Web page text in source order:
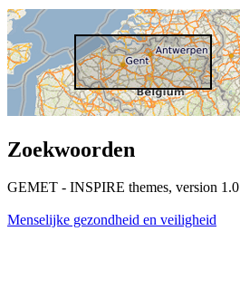
Zoekwoorden
GEMET - INSPIRE themes, version 1.0
Menselijke gezondheid en veiligheid